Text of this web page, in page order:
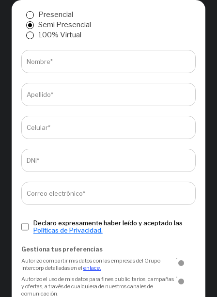
Presencial
Semi Presencial
100% Virtual
Nombre*
Apellido*
Celular*
DNI*
Correo electrónico*
Declaro expresamente haber leído y aceptado las
Políticas de Privacidad.
Gestiona tus preferencias
Autorizo compartir mis datos con las empresas del Grupo
Intercorp detalladas en el enlace.
Autorizo el uso de mis datos para fines publicitarios, campañas
y ofertas, a través de cualquiera de nuestros canales de
comunicación.